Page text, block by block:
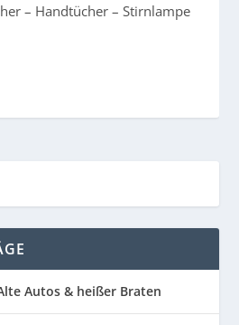
– Handtücher – Stirnlampe
Autos & heißer Braten